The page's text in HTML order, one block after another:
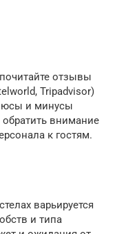
отзывы
Tripadvisor)
и минусы
внимание
к гостям.
варьируется
и типа